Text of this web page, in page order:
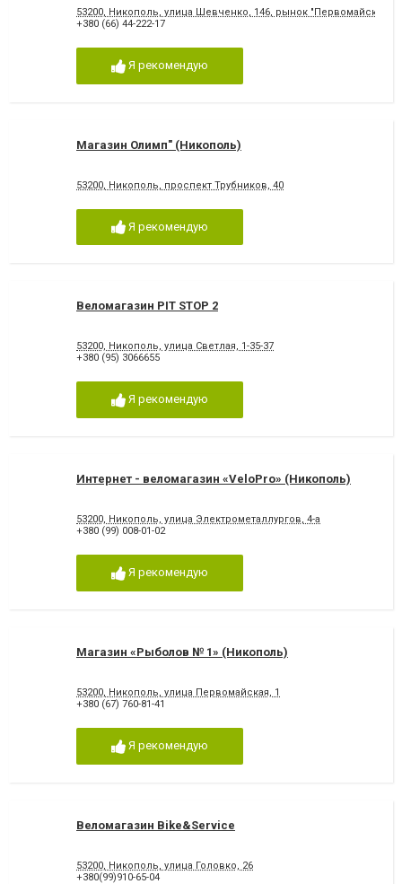
53200, Никополь, улица Шевченко, 146, рынок "Первомайский"
+380 (66) 44-222-17
Я рекомендую
Магазин Олимп" (Никополь)
53200, Никополь, проспект Трубников, 40
Я рекомендую
Веломагазин PIT STOP 2
53200, Никополь, улица Светлая, 1-35-37
+380 (95) 3066655
Я рекомендую
Интернет - веломагазин «VeloPro» (Никополь)
53200, Никополь, улица Электрометаллургов, 4-а
+380 (99) 008-01-02
Я рекомендую
Магазин «Рыболов № 1» (Никополь)
53200, Никополь, улица Первомайская, 1
+380 (67) 760-81-41
Я рекомендую
Веломагазин Bike&Service
53200, Никополь, улица Головко, 26
+380(99)910-65-04